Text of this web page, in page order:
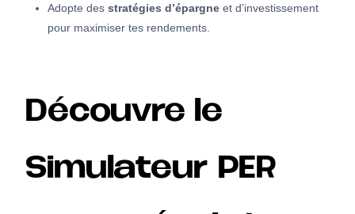
Adopte des stratégies d’épargne et d’investissement
pour maximiser tes rendements.
Découvre le
Simulateur PER